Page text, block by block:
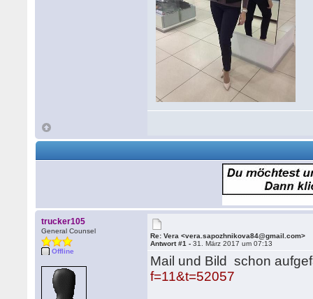
trucker105
General Counsel
Offline
Re: Vera <vera.sapozhnikova84@gmail.com>
Antwort #1 -31. März 2017 um 07:13
Mail und Bild schon
f=11&t=52057